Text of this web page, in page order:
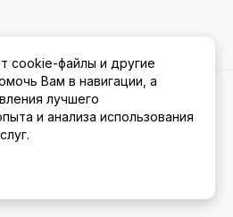
Market.Карта сайта
cookie-файлы и другие
Вам в навигации, а
лучшего
и анализа использования